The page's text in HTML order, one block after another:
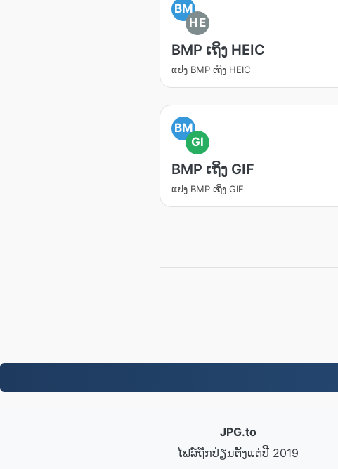
BM
HE
BMP ເຖິງ HEIC
ແປງ BMP ເຖິງ HEIC
BM
GI
BMP ເຖິງ GIF
ແປງ BMP ເຖິງ GIF
JPG.to
ໄຟລ໌ຖືກປ່ຽນຕັ້ງແຕ່ປີ 2019